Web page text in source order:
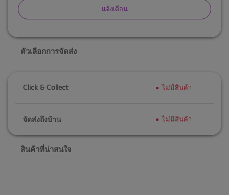
แจ้งเตือน
ตัวเลือกการจัดส่ง
Click & Collect ไม่มีสินค้า
จัดส่งถึงบ้าน ไม่มีสินค้า
สินค้าที่น่าสนใจ